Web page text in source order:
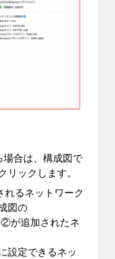
合は、構成図で
リックします。
れるネットワーク
図の
②が追加されたネ
設定できるネッ